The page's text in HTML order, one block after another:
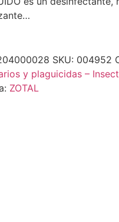
SKU: 004952
y plaguicidas –
ZOTAL